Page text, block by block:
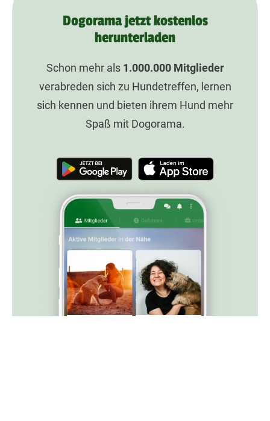
Dogorama jetzt kostenlos
herunterladen
Schon mehr als 1.000.000Mitglieder
verabreden sich zu Hundetreffen, lernen
sich kennen und bieten ihrem Hund mehr
Spaß mit Dogorama.